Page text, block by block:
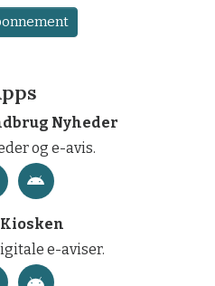
Nyheder
og e-avis.
e-aviser.